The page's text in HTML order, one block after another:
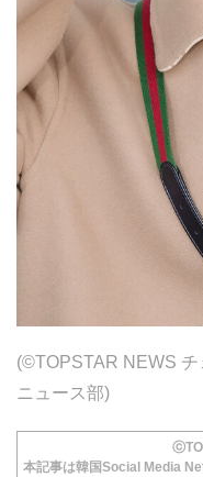
(©TOPSTAR NEWS
ニュース部)
本記事は韓国Social Media